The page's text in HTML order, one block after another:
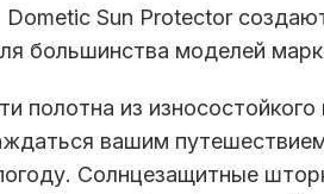
Sun Protector
большинства моделей
полотна из
вашим
Солнцезащитные